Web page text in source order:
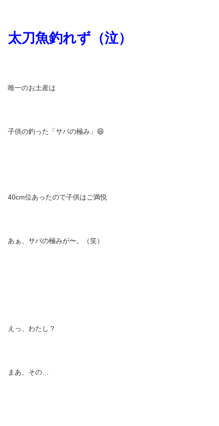
太刀魚釣れず（泣）
唯一のお土産は
子供の釣った「サバの極み」😄
40cm位あったので子供はご満悦
あぁ、サバの極みが〜。（笑）
えっ、わたし？
まあ、その…